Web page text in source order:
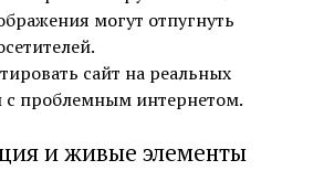
могут отпугнуть
сайт на реальных
с проблемным интернетом.
и живые элементы